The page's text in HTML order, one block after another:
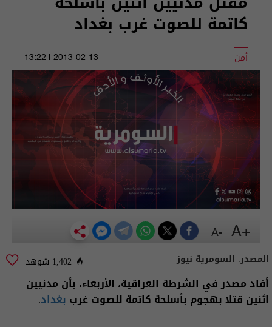
كاتمة للصوت غرب بغداد
أمن 2013-02-13 | 13:22
المصدر: السومرية نيوز 1,402 شوهد
أفاد مصدر في الشرطة العراقية، الأربعاء، بأن مدنيين
اثنين قتلا بهجوم بأسلحة كاتمة للصوت غرب بغداد.
+A
-A